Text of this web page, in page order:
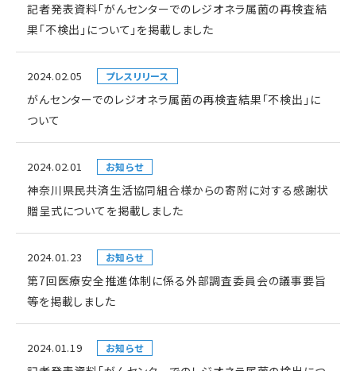
記者発表資料「がんセンターでのレジオネラ属菌の再検査結
果「不検出」について」を掲載しました
2024.02.05 プレスリリース
がんセンターでのレジオネラ属菌の再検査結果「不検出」に
ついて
2024.02.01 お知らせ
神奈川県民共済生活協同組合様からの寄附に対する感謝状
贈呈式についてを掲載しました
2024.01.23 お知らせ
第7回医療安全推進体制に係る外部調査委員会の議事要旨
等を掲載しました
2024.01.19 お知らせ